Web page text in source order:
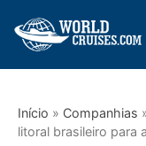
Início » Companhias
litoral brasileiro para